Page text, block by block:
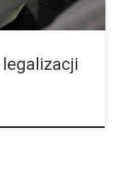
legalizacji